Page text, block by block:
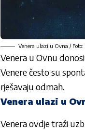
Venera ulazi u Ovna /
Venera u Ovnu
Venere često su
rješavaju odmah.
Venera ulazi u
Venera ovdje traži